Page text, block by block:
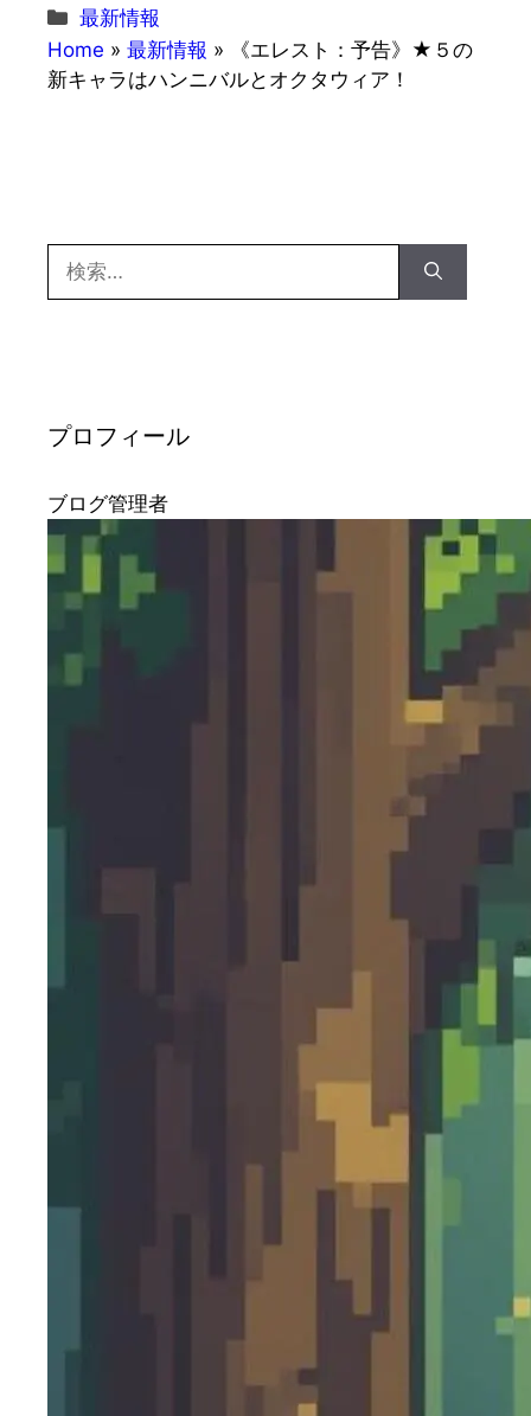
カ
テ
ゴ
最新情報
Home » 最新情報 »
《エレスト：予告》★５の
新キャラはハンニバルとオクタウィア！
索:
プロフィール
ブログ管理者